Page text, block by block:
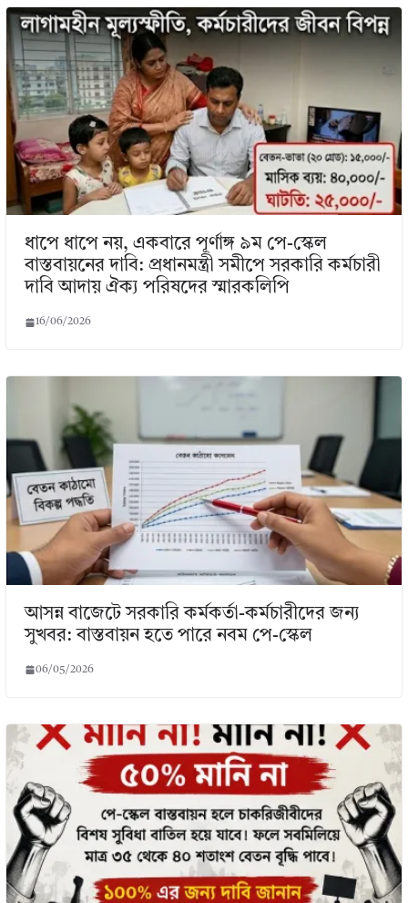
ধাপে ধাপে নয়, একবারে পূর্ণাঙ্গ ৯ম পে-স্কেল
বাস্তবায়নের দাবি: প্রধানমন্ত্রী সমীপে সরকারি কর্মচারী
দাবি আদায় ঐক্য পরিষদের স্মারকলিপি
16/06/2026
আসন্ন বাজেটে সরকারি কর্মকর্তা-কর্মচারীদের জন্য
সুখবর: বাস্তবায়ন হতে পারে নবম পে-স্কেল
06/05/2026